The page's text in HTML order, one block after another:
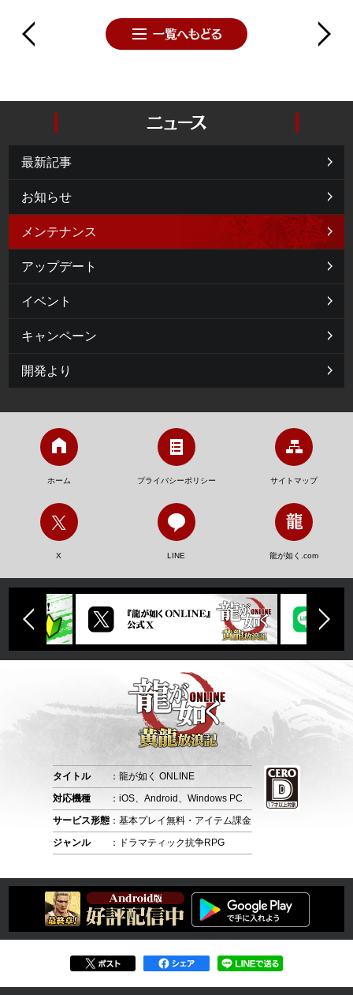
最新記事
お知らせ
メンテナンス
アップデート
イベント
キャンペーン
開発より
ホーム プライバシーポリシー サイトマップ
X LINE 龍が如く.com
タイトル
：龍が如く ONLINE
対応機種
：iOS、Android、Windows PC
サービス形態 ：基本プレイ無料・アイテム課金
ジャンル
：ドラマティック抗争RPG